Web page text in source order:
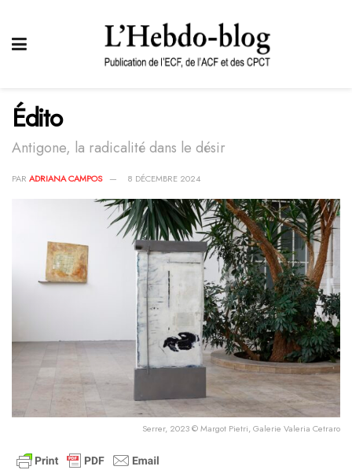
Édito
Antigone, la radicalité dans le désir
PAR ADRIANA CAMPOS 8 DÉCEMBRE 2024
Serrer, 2023 © Margot Pietri, Galerie Valeria Cetraro